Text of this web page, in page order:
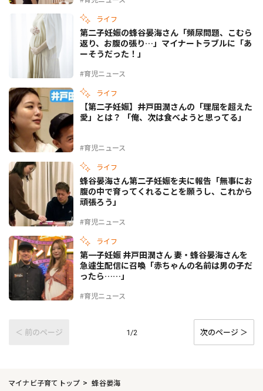
ライフ
#育児ニュース
第二子妊娠の蜂谷晏海さん「頻尿問題、こむら
返り、お腹の張り…」マイナートラブルに「あ
ーそうだった！」
ライフ
#育児ニュース
【第二子妊娠】井戸田潤さんの「理屈を超えた
愛」とは？ 「俺、次は食べようと思ってる」
ライフ
#育児ニュース
蜂谷晏海さん第二子妊娠を夫に報告「無事にお
腹の中で育ってくれることを願うし、これから
頑張ろう」
ライフ
#育児ニュース
第一子妊娠 井戸田潤さん 妻・蜂谷晏海さんを
急遽生配信に召喚「赤ちゃんの名前は男の子だ
ったら……」
＜ 前のページ 1/2 次のページ ＞
マイナビ子育てトップ 蜂谷晏海